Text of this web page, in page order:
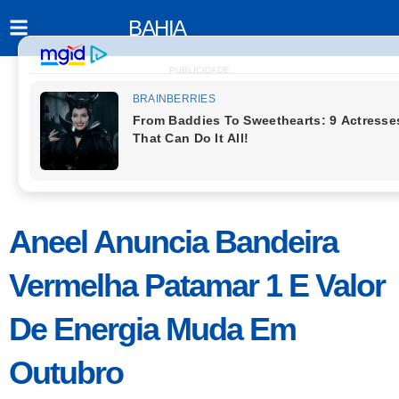
BAHIA
PUBLICIDADE
Aneel Anuncia Bandeira
Vermelha Patamar 1 E Valor
De Energia Muda Em
Outubro